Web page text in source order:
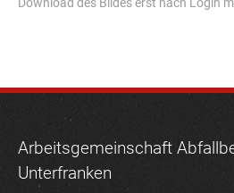
Arbeitsgemeinschaft
Unterfranken